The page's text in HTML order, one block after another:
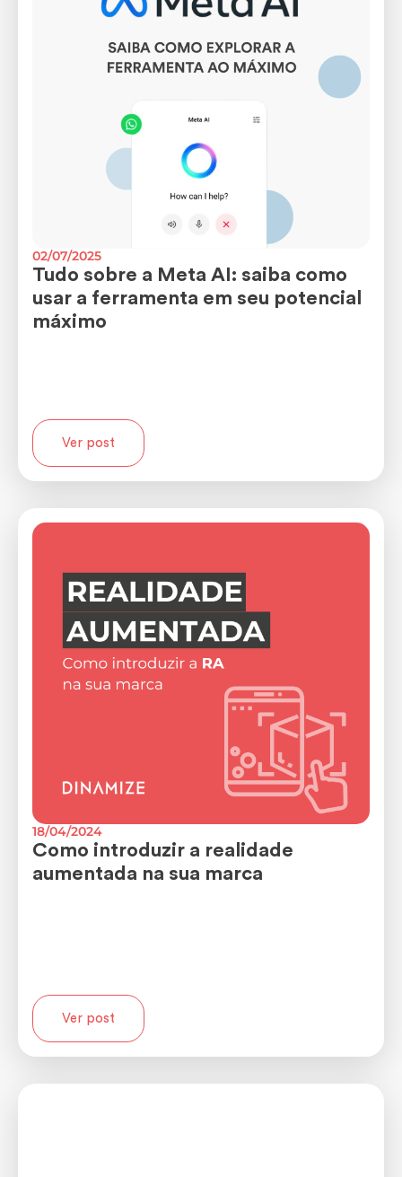
02/07/2025
Tudo sobre a Meta AI: saiba como
usar a ferramenta em seu potencial
máximo
Ver post
18/04/2024
Como introduzir a realidade
aumentada na sua marca
Ver post